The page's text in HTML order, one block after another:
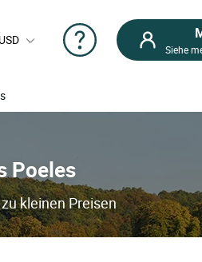
USD
Siehe
Poeles
kleinen Preisen